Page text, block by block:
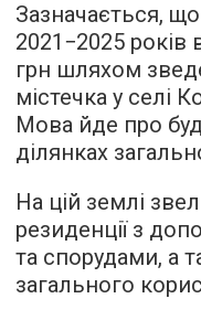
Зазначається,
2021−2025
грн шляхом
містечка у селі
Мова йде про
ділянках
На цій землі
резиденції з
та спорудами, а
загального